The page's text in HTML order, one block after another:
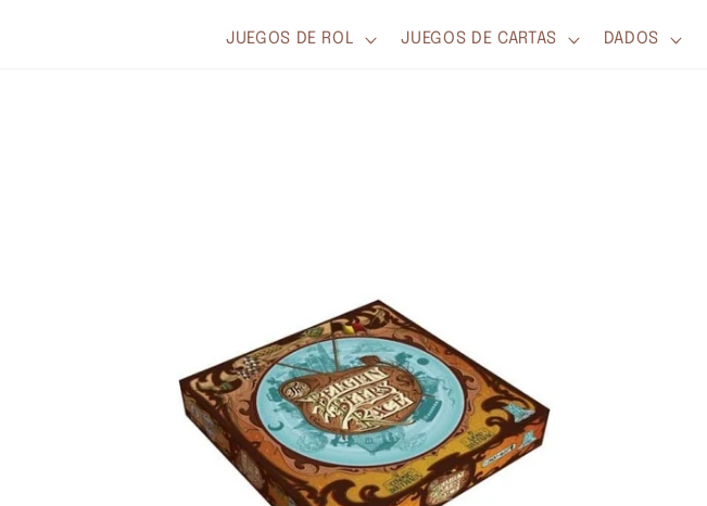
JUEGOS DE ROL JUEGOS DE CARTAS DADOS